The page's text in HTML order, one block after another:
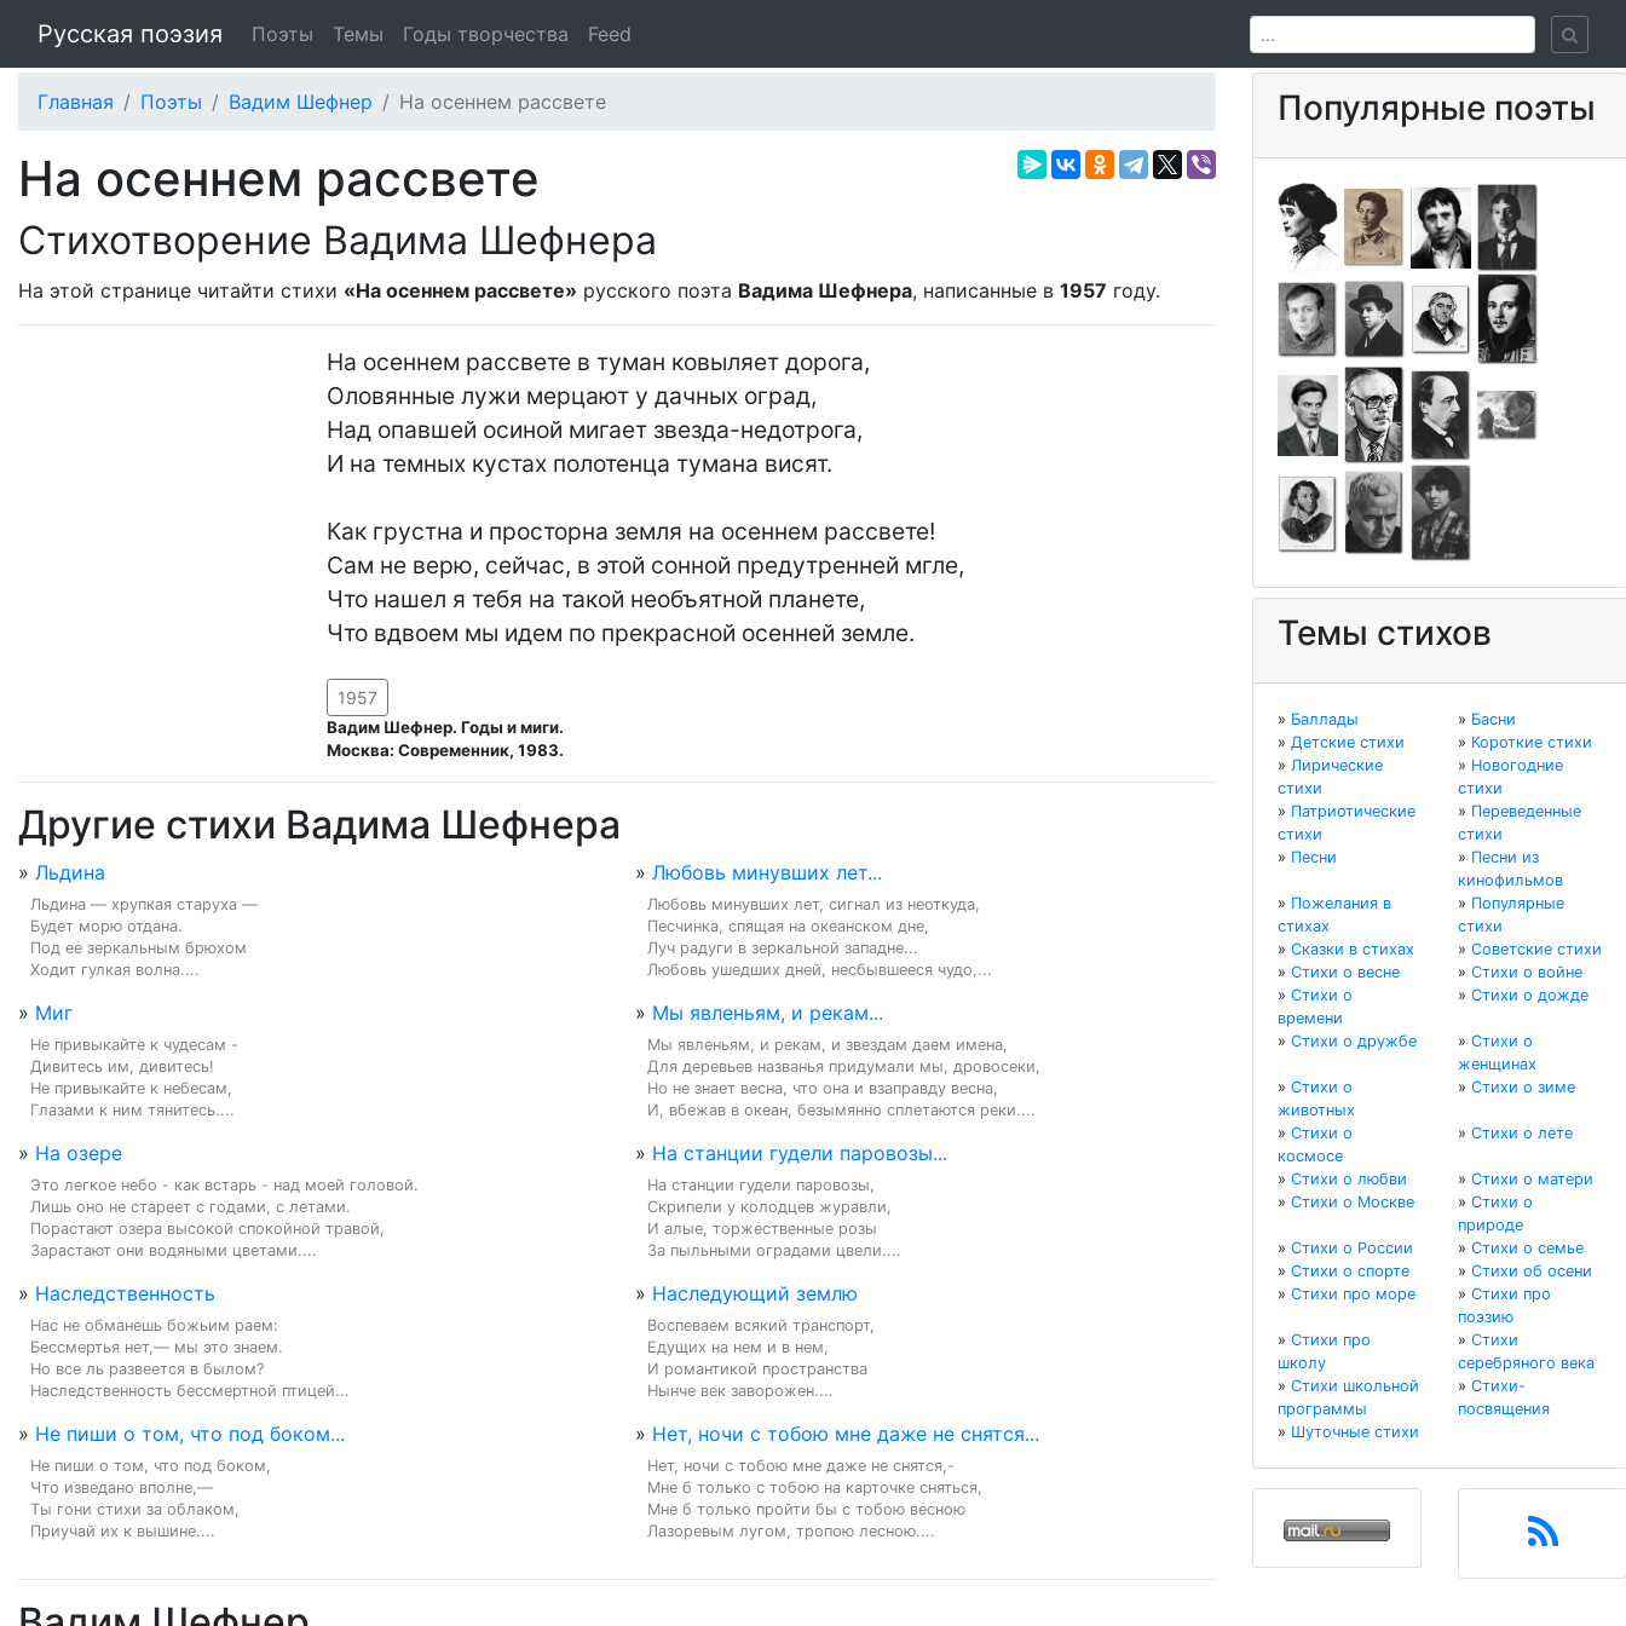
Русская поэзия Поэты Темы Годы творчества Feed
Главная Поэты Вадим Шефнер На осеннем рассвете
На осеннем рассвете
Стихотворение Вадима Шефнера
На этой странице читайти стихи «На осеннем рассвете» русского поэта Вадима Шефнера, написанные в 1957 году.
На осеннем рассвете в туман ковыляет дорога,
Оловянные лужи мерцают у дачных оград,
Над опавшей осиной мигает звезда-недотрога,
И на темных кустах полотенца тумана висят.
Как грустна и просторна земля на осеннем рассвете!
Сам не верю, сейчас, в этой сонной предутренней мгле,
Что нашел я тебя на такой необъятной планете,
Что вдвоем мы идем по прекрасной осенней земле.
1957
Вадим Шефнер. Годы и миги.
Москва: Современник, 1983.
Другие стихи Вадима Шефнера
» Льдина
Льдина — хрупкая старуха —
Будет морю отдана.
Под ее зеркальным брюхом
Ходит гулкая волна....
» Любовь минувших лет...
Любовь минувших лет, сигнал из неоткуда,
Песчинка, спящая на океанском дне,
Луч радуги в зеркальной западне...
Любовь ушедших дней, несбывшееся чудо,...
» Миг
Не привыкайте к чудесам -
Дивитесь им, дивитесь!
Не привыкайте к небесам,
Глазами к ним тянитесь....
» Мы явленьям, и рекам...
Мы явленьям, и рекам, и звездам даем имена,
Для деревьев названья придумали мы, дровосеки,
Но не знает весна, что она и взаправду весна,
И, вбежав в океан, безымянно сплетаются реки....
» На озере
Это легкое небо - как встарь - над моей головой.
Лишь оно не стареет с годами, с летами.
Порастают озера высокой спокойной травой,
Зарастают они водяными цветами....
» На станции гудели паровозы...
На станции гудели паровозы,
Скрипели у колодцев журавли,
И алые, торжественные розы
За пыльными оградами цвели....
» Наследственность
Нас не обманешь божьим раем:
Бессмертья нет,— мы это знаем.
Но все ль развеется в былом?
Наследственность бессмертной птицей...
» Наследующий землю
Воспеваем всякий транспорт,
Едущих на нем и в нем,
И романтикой пространства
Нынче век заворожен....
» Не пиши о том, что под боком...
Не пиши о том, что под боком,
Что изведано вполне,—
Ты гони стихи за облаком,
Приучай их к вышине....
» Нет, ночи с тобою мне даже не снятся...
Нет, ночи с тобою мне даже не снятся,-
Мне б только с тобою на карточке сняться,
Мне б только пройти бы с тобою весною
Лазоревым лугом, тропою лесною....
Популярные поэты
Темы стихов
» Баллады » Басни
» Детские стихи » Короткие стихи
» Лирические
стихи
» Новогодние
стихи
» Патриотические
стихи
» Переведенные
стихи
» Песни » Песни из
кинофильмов
» Пожелания в
стихах
» Популярные
стихи
» Сказки в стихах » Советские стихи
» Стихи о весне » Стихи о войне
» Стихи о
времени
» Стихи о дожде
» Стихи о дружбе » Стихи о
женщинах
» Стихи о
животных
» Стихи о зиме
» Стихи о
космосе
» Стихи о лете
» Стихи о любви » Стихи о матери
» Стихи о Москве » Стихи о
природе
» Стихи о России » Стихи о семье
» Стихи о спорте » Стихи об осени
» Стихи про море » Стихи про
поэзию
» Стихи про
школу
» Стихи
серебряного века
» Стихи школьной
программы
» Стихи-
посвящения
» Шуточные стихи